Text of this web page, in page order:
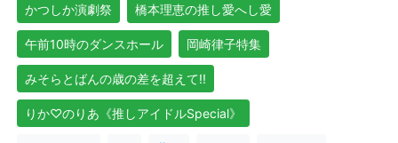
かつしか演劇祭 橋本理恵の推し愛へし愛
午前10時のダンスホール 岡崎律子特集
みそらとばんの歳の差を超えて!!
りか♡のりあ《推しアイドルSpecial》